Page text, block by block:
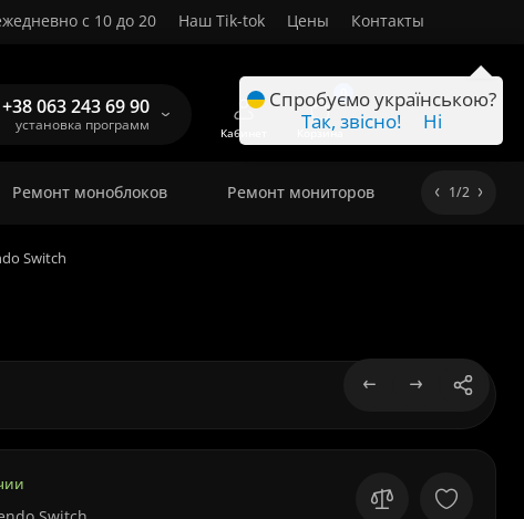
с 10 до 20 Наш Tik-tok Цены
Контакты
+38 063 243 69 90
установка программ Кабинет Корзина
Ремонт моноблоков Ремонт мониторов 1/2
Switch
Спробуємо українською?
Так, звісно!
Ні